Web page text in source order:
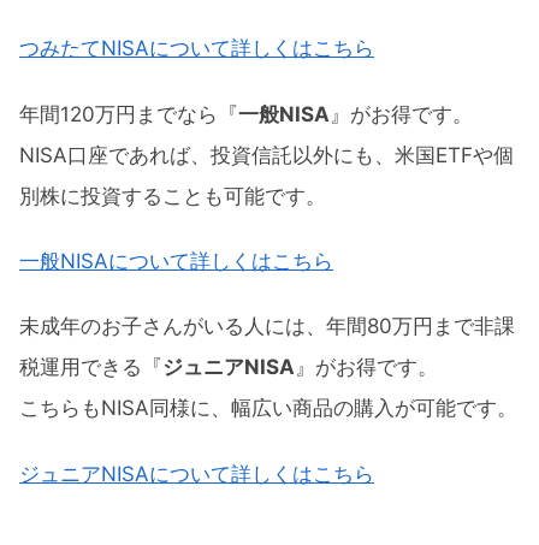
つみたてNISAについて詳しくはこちら
年間120万円までなら『一般NISA 』がお得です。
NISA口座であれば、投資信託以外にも、米国ETFや個
別株に投資することも可能です。
一般NISAについて詳しくはこちら
未成年のお子さんがいる人には、年間80万円まで非課
税運用できる『ジュニアNISA』がお得です。
こちらもNISA同様に、幅広い商品の購入が可能です。
ジュニアNISAについて詳しくはこちら